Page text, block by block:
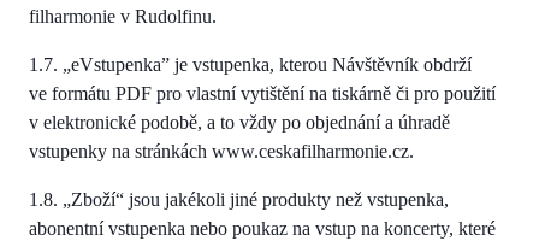
filharmonie v Rudolfinu.
1.7. „eVstupenka” je vstupenka, kterou Návštěvník obdrží
ve formátu PDF pro vlastní vytištění na tiskárně či pro použití
v elektronické podobě, a to vždy po objednání a úhradě
vstupenky na stránkách www.ceskafilharmonie.cz.
1.8. „Zboží“ jsou jakékoli jiné produkty než vstupenka,
abonentní vstupenka nebo poukaz na vstup na koncerty, které